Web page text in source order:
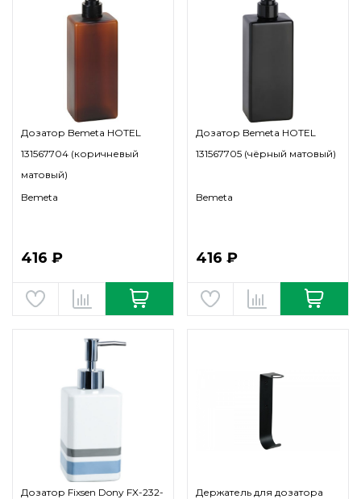
Дозатор Bemeta HOTEL
131567704 (коричневый
матовый)
Bemeta
416 ₽
Дозатор Bemeta HOTEL
131567705 (чёрный матовый)
Bemeta
416 ₽
Дозатор Fixsen Dony FX-232-
Держатель для дозатора